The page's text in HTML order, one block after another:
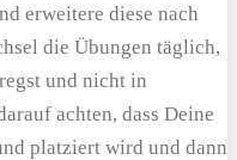
erweitere diese nach
die Übungen täglich,
und nicht in
achten, dass Deine
platziert wird und dann